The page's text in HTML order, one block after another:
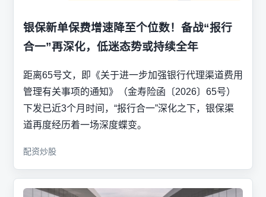
银保新单保费增速降至个位数！备战“报行
合一”再深化，低迷态势或持续全年
距离65号文，即《关于进一步加强银行代理渠道费用
管理有关事项的通知》（金寿险函〔2026〕65号）
下发已近3个月时间，“报行合一”深化之下，银保渠
道再度经历着一场深度蝶变。
配资炒股